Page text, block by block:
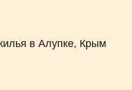
в Алупке, Крым